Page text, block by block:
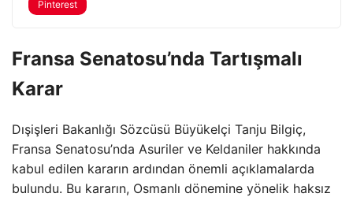
Pinterest
Fransa Senatosu’nda Tartışmalı
Karar
Dışişleri Bakanlığı Sözcüsü Büyükelçi Tanju Bilgiç,
Fransa Senatosu’nda Asuriler ve Keldaniler hakkında
kabul edilen kararın ardından önemli açıklamalarda
bulundu. Bu kararın, Osmanlı dönemine yönelik haksız